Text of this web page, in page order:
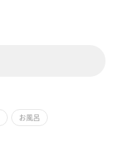
お風呂